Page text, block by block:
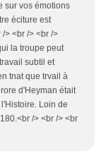
sur vos émotions
éciture est
> <br /> <br />
la troupe peut
subtil et
tnat que trvail à
d'Heyman était
Loin de
/> <br /> <br